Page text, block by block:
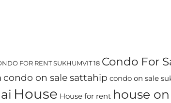
FOR RENT SUKHUMVIT 18 Condo For
condo on sale sattahip condo on sale
House House for rent house